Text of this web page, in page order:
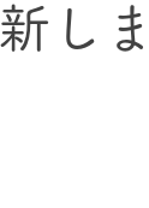
新し